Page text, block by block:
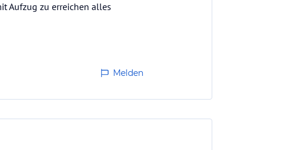
Aufzug zu erreichen alles
Melden